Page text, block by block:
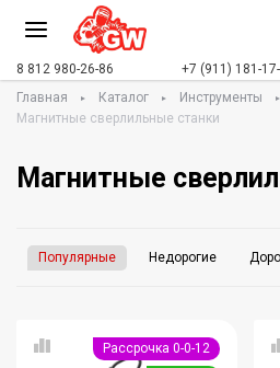
8 812 980-26-86 +7 (911) 181-
Главная
Каталог
Инструменты
Магнитные сверлильные станки
Магнитные
Популярные Недорогие
Рассрочка 0-0-12